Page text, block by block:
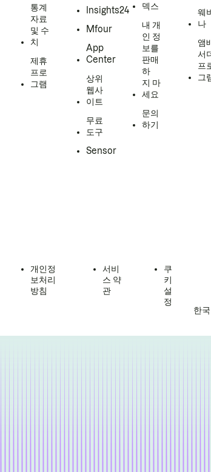
통계
자료
및 수
치
제휴
프로
그램
Insights24
Mfour
App
Center
상위
웹사
이트
무료
도구
Sensor
덱스
내 개
인 정
보를
판매
하
지 마
세요
문의
하기
웨
나
앰
서
프
그
개인정
보처리
방침
서비
스 약
관
쿠
키
설
정
한